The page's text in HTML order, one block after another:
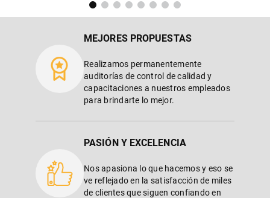
MEJORES PROPUESTAS
Realizamos permanentemente
auditorías de control de calidad y
capacitaciones a nuestros empleados
para brindarte lo mejor.
PASIÓN Y EXCELENCIA
Nos apasiona lo que hacemos y eso se
ve reflejado en la satisfacción de miles
de clientes que siguen confiando en